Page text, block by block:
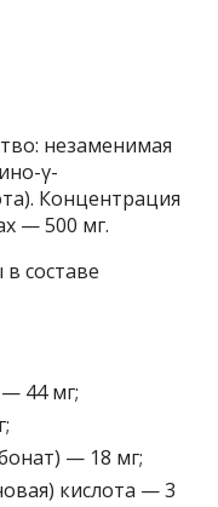
незаменимая
γ-
Концентрация
— 500 мг.
составе
44 мг;
— 18 мг;
кислота — 3